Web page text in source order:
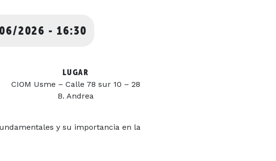
2026 - 16:30
LUGAR
CIOM Usme – Calle 78 sur 10 – 28
B. Andrea
y su importancia en la